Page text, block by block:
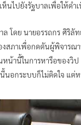
นไปยังรัฐบาลเพื่อให้ดำ
โดย นายอรรถกร ศิริลั
สภาเพื่อกดดันผู้พิจารณ
หน้านี้ในการหารือของ
อกระบบก็ไม่ติดใจ แต่